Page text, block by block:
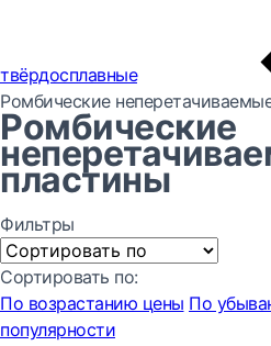
твёрдосплавные
Ромбические
Ромбические
пластины
Фильтры
Сортировать по:
По возрастанию цены По
популярности